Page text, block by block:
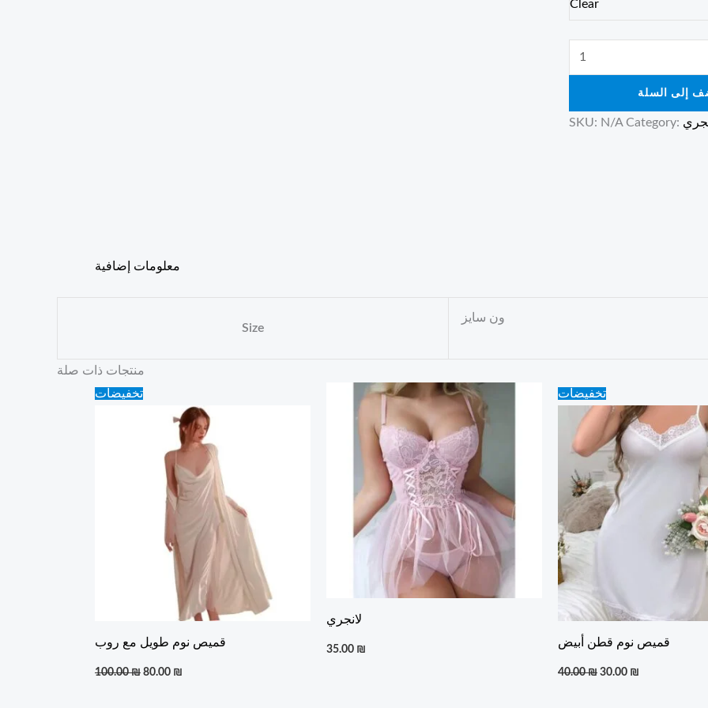
Clear
إلى السلة
SKU: N/A Category:
معلومات إضافية
Size
ون سايز
منتجات ذات صلة
تخفيضات
قميص نوم طويل مع روب
100.00₪
Original
price
100.00 ₪.
80.00 ₪
is:
80.00 ₪.
لانجري
35.00 ₪
تخفيضات
قميص نوم قطن أبيض
40.00₪
Original
price
was:
40.00 ₪.
30.00 ₪
price
is:
30.00 ₪.